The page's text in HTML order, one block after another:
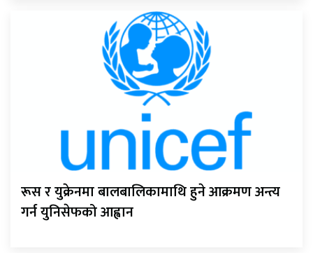
रूस र युक्रेनमा बालबालिकामाथि हुने आक्रमण अन्त्य
गर्न युनिसेफको आह्वान